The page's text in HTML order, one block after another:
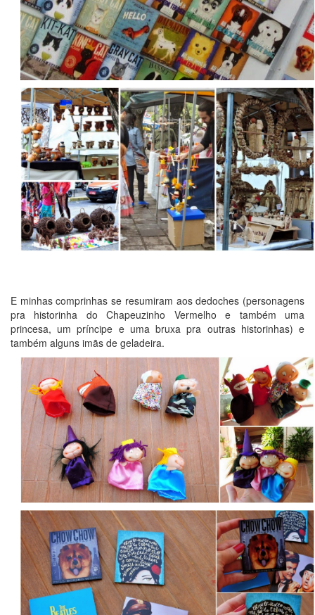
E minhas comprinhas se resumiram aos dedoches (personagens
pra historinha do Chapeuzinho Vermelho e também uma
princesa, um príncipe e uma bruxa pra outras historinhas) e
também alguns imãs de geladeira.